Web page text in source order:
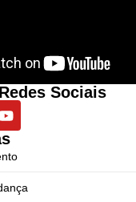
Sociais